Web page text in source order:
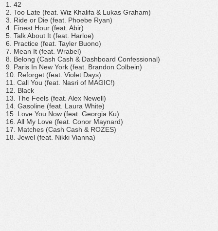
1. 42
2. Too Late (feat. Wiz Khalifa & Lukas Graham)
3. Ride or Die (feat. Phoebe Ryan)
4. Finest Hour (feat. Abir)
5. Talk About It (feat. Harloe)
6. Practice (feat. Tayler Buono)
7. Mean It (feat. Wrabel)
8. Belong (Cash Cash & Dashboard Confessional)
9. Paris In New York (feat. Brandon Colbein)
10. Reforget (feat. Violet Days)
11. Call You (feat. Nasri of MAGIC!)
12. Black
13. The Feels (feat. Alex Newell)
14. Gasoline (feat. Laura White)
15. Love You Now (feat. Georgia Ku)
16. All My Love (feat. Conor Maynard)
17. Matches (Cash Cash & ROZES)
18. Jewel (feat. Nikki Vianna)